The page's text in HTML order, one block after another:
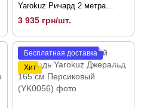
Yarokuz Ричард 2 метра
Серый (YK0097)
3 935 грн/шт.
Бесплатная доставка
Хит